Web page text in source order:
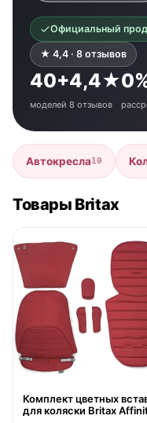
Официальный
★ 4,4 · 8 отзывов
40+
моделей
4,4★
8 отзывов
Автокресла10
Товары Britax
● в наличии
Комплект цветных
для коляски Britax